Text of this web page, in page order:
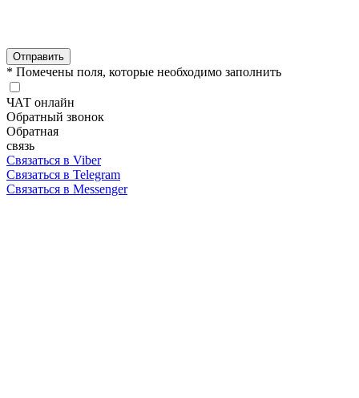
Отправить
* Помечены поля, которые необходимо заполнить
ЧАТ онлайн
Обратный звонок
Обратная
связь
Связаться в Viber
Связаться в Telegram
Связаться в Messenger